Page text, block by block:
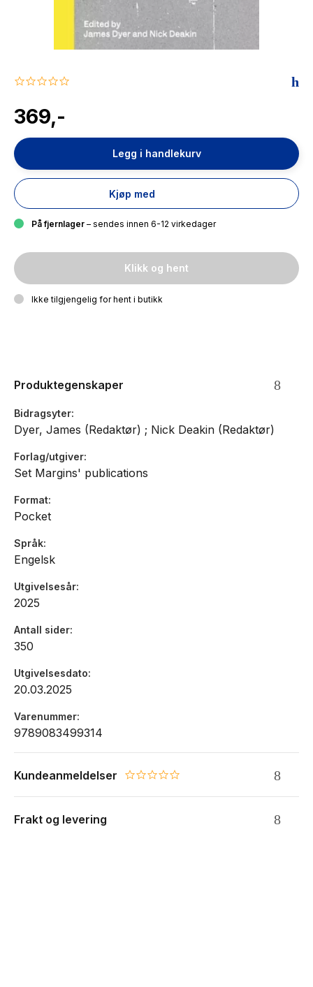
0.0
rating
369,-
Legg i handlekurv
Kjøp med
På fjernlager – sendes innen 6-12 virkedager
Klikk og hent
Ikke tilgjengelig for hent i butikk
Produktegenskaper
Bidragsyter
Dyer, James (Redaktør) ; Nick Deakin (Redaktør)
Forlag/utgiver
Set Margins' publications
Format
Pocket
Språk
Engelsk
Utgivelsesår
2025
Antall sider
350
Utgivelsesdato
20.03.2025
Varenummer
9789083499314
Kundeanmeldelser 0.0 star rating
Frakt og levering